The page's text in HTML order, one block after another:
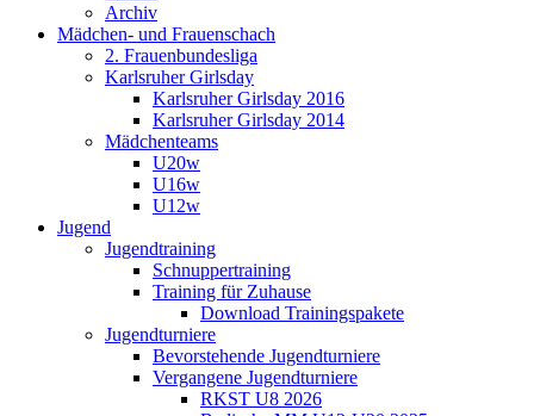
Archiv
Mädchen- und Frauenschach
2. Frauenbundesliga
Karlsruher Girlsday
Karlsruher Girlsday 2016
Karlsruher Girlsday 2014
Mädchenteams
U20w
U16w
U12w
Jugend
Jugendtraining
Schnuppertraining
Training für Zuhause
Download Trainingspakete
Jugendturniere
Bevorstehende Jugendturniere
Vergangene Jugendturniere
RKST U8 2026